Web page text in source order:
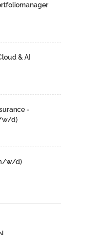
& AI
-
w/d)
w/d)